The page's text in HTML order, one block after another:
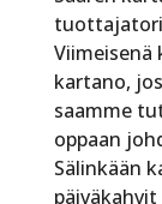
Viimeisenä
kartano,
saamme
oppaan
Sälinkään